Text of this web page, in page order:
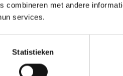
combineren met andere
services.
Statistieken